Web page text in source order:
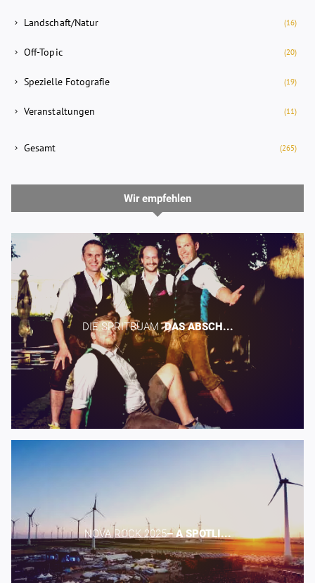
Landschaft/Natur (16)
Off-Topic (20)
Spezielle Fotografie (19)
Veranstaltungen (11)
Gesamt (265)
Wir empfehlen
DIE SPRITBUAM -​DAS ABSCH...
NOVA ROCK 2025​– A SPOTLI...